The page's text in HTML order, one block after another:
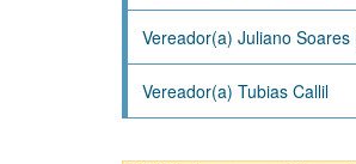
Vereador(a) Juliano Soares
Vereador(a) Tubias Callil